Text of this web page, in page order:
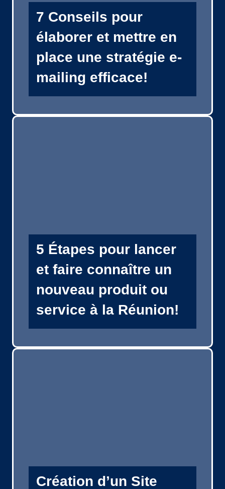
7 Conseils pour
élaborer et mettre en
place une stratégie e-
mailing efficace!
5 Étapes pour lancer
et faire connaître un
nouveau produit ou
service à la Réunion!
Création d’un Site